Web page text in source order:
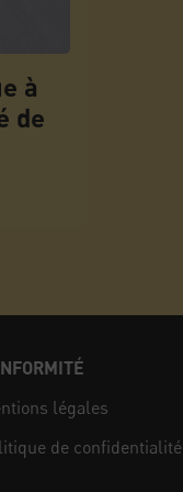
à
de
légales
de confidentialité